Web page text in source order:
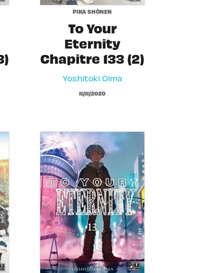
PIKA SHÔNEN
To Your
Eternity
Chapitre 133 (2)
Yoshitoki Oima
11/11/2020